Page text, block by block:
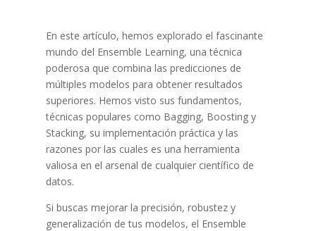
En este artículo, hemos explorado el fascinante
mundo del Ensemble Learning, una técnica
poderosa que combina las predicciones de
múltiples modelos para obtener resultados
superiores. Hemos visto sus fundamentos,
técnicas populares como Bagging, Boosting y
Stacking, su implementación práctica y las
razones por las cuales es una herramienta
valiosa en el arsenal de cualquier científico de
datos.
Si buscas mejorar la precisión, robustez y
generalización de tus modelos, el Ensemble